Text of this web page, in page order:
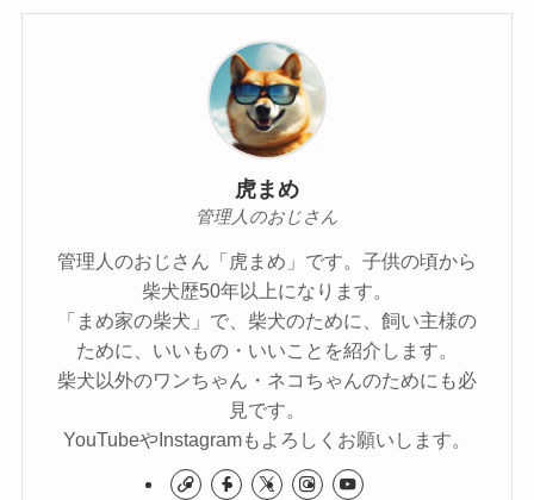
虎まめ
管理人のおじさん
管理人のおじさん「虎まめ」です。子供の頃から
柴犬歴50年以上になります。
「まめ家の柴犬」で、柴犬のために、飼い主様の
ために、いいもの・いいことを紹介します。
柴犬以外のワンちゃん・ネコちゃんのためにも必
見です。
YouTubeやInstagramもよろしくお願いします。